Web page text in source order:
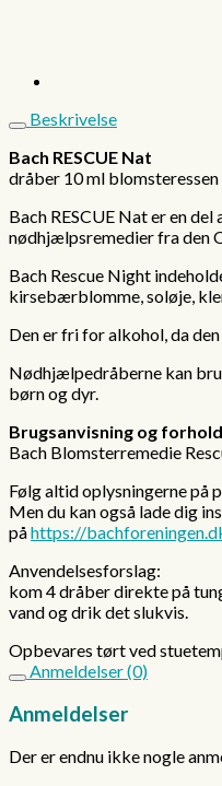
Beskrivelse
Bach RESCUE Nat
dråber 10 ml blomsteressen
Bach RESCUE Nat er en del
nødhjælpsremedier fra den
Bach Rescue Night
kirsebærblomme, soløje,
Den er fri for alkohol, da
Nødhjælpedråberne kan
børn og dyr.
Brugsanvisning og
Bach Blomsterremedie
Følg altid oplysningerne på
Men du kan også lade dig
påhttps://
Anvendelsesforslag:
kom 4 dråber direkte på
vand og drik det slukvis.
Opbevares tørt ved
Anmeldelser (0)
Anmeldelser
Der er endnu ikke nogle